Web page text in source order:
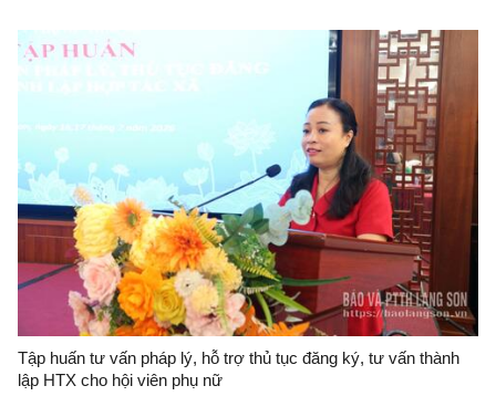
Tập huấn tư vấn pháp lý, hỗ trợ thủ tục đăng ký, tư vấn thành
lập HTX cho hội viên phụ nữ